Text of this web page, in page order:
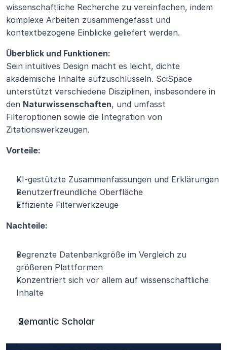
wissenschaftliche Recherche zu vereinfachen, indem
komplexe Arbeiten zusammengefasst und
kontextbezogene Einblicke geliefert werden.
Überblick und Funktionen:
Sein intuitives Design macht es leicht, dichte
akademische Inhalte aufzuschlüsseln. SciSpace
unterstützt verschiedene Disziplinen, insbesondere in
den Naturwissenschaften, und umfasst
Filteroptionen sowie die Integration von
Zitationswerkzeugen.
Vorteile:
KI-gestützte Zusammenfassungen und Erklärungen
Benutzerfreundliche Oberfläche
Effiziente Filterwerkzeuge
Nachteile:
Begrenzte Datenbankgröße im Vergleich zu
größeren Plattformen
Konzentriert sich vor allem auf wissenschaftliche
Inhalte
Semantic Scholar